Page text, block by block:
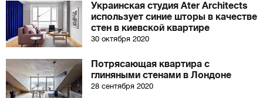
Украинская студия Ater Architects
использует синие шторы в качестве
стен в киевской квартире
30 октября 2020
Потрясающая квартира с
глиняными стенами в Лондоне
28 сентября 2020